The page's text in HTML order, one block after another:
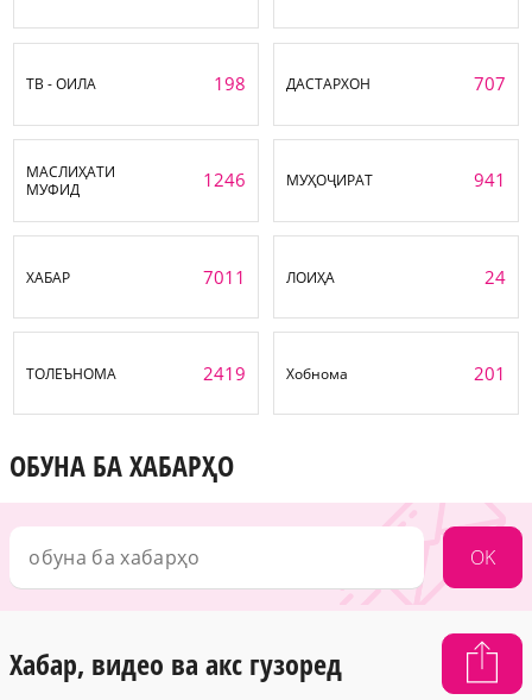
ТВ - ОИЛА 198 ДАСТАРХОН 707
МАСЛИҲАТИ
МУФИД
1246 МУҲОҶИРАТ 941
ХАБАР 7011 ЛОИҲА 24
ТОЛЕЪНОМА 2419 Хобнома 201
ОБУНА БА ХАБАРҲО
OK
Хабар, видео ва акс гузоред